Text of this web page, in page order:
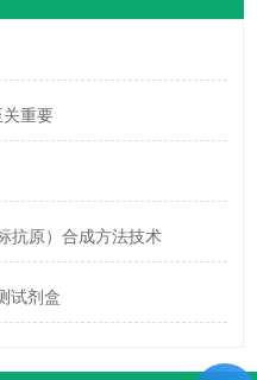
重要
抗原）合成方法技术
试剂盒